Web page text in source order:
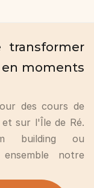
transformer
moments
des cours de
et sur l'Île de Ré.
building ou
notre